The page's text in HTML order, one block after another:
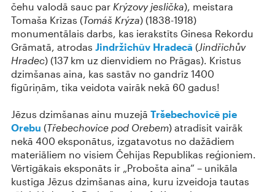
čehu valodā sauc par Krýzovy jeslička), meistara
Tomaša Krīzas (Tomáš Krýza) (1838-1918)
monumentālais darbs, kas ierakstīts Ginesa Rekordu
Grāmatā, atrodas Jindržichūv Hradecā (Jindřichův
Hradec) (137 km uz dienvidiem no Prāgas). Kristus
dzimšanas aina, kas sastāv no gandrīz 1400
figūriņām, tika veidota vairāk nekā 60 gadus!
Jēzus dzimšanas ainu muzejā Tršebechovicē pie
Orebu (Třebechovice pod Orebem) atradīsit vairāk
nekā 400 eksponātus, izgatavotus no dažādiem
materiāliem no visiem Čehijas Republikas reģioniem.
Vērtīgākais eksponāts ir „Probošta aina” – unikāla
kustīga Jēzus dzimšanas aina, kuru izveidoja tautas